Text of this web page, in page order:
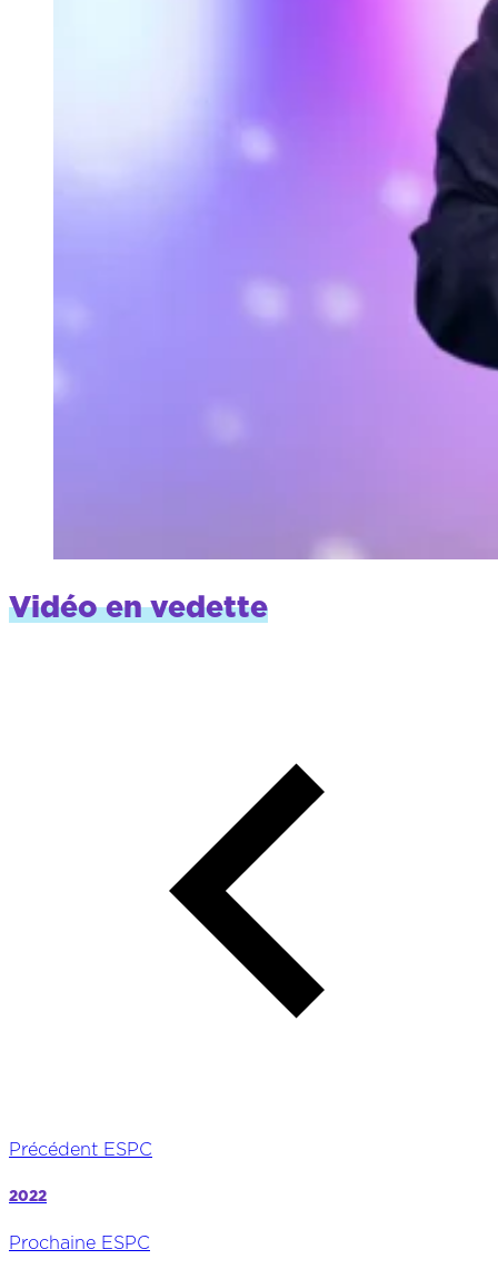
Vidéo en vedette
Précédent ESPC
2022
Prochaine ESPC